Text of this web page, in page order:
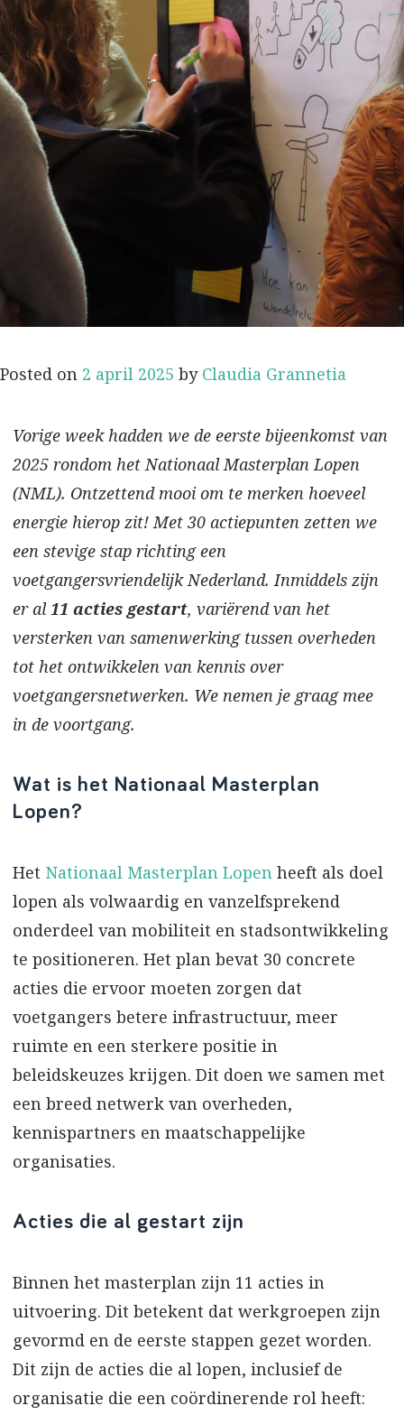
Posted on 2 april 2025 by Claudia Grannetia
Vorige week hadden we de eerste bijeenkomst van
2025 rondom het Nationaal Masterplan Lopen
(NML). Ontzettend mooi om te merken hoeveel
energie hierop zit! Met 30 actiepunten zetten we
een stevige stap richting een
voetgangersvriendelijk Nederland. Inmiddels zijn
er al11 acties gestart, variërend van het
versterken van samenwerking tussen overheden
tot het ontwikkelen van kennis over
voetgangersnetwerken. We nemen je graag mee
in de voortgang.
Wat is het Nationaal Masterplan
Lopen?
Het Nationaal Masterplan Lopen heeft als doel
lopen als volwaardig en vanzelfsprekend
onderdeel van mobiliteit en stadsontwikkeling
te positioneren. Het plan bevat 30 concrete
acties die ervoor moeten zorgen dat
voetgangers betere infrastructuur, meer
ruimte en een sterkere positie in
beleidskeuzes krijgen. Dit doen we samen met
een breed netwerk van overheden,
kennispartners en maatschappelijke
organisaties.
Acties die al gestart zijn
Binnen het masterplan zijn 11 acties in
uitvoering. Dit betekent dat werkgroepen zijn
gevormd en de eerste stappen gezet worden.
Dit zijn de acties die al lopen, inclusief de
organisatie die een coördinerende rol heeft: